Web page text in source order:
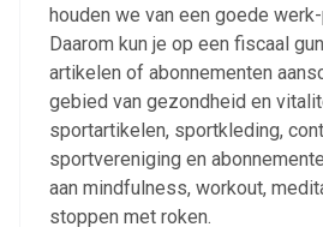
houden we van een goede
Daarom kun je op een fiscaal
artikelen of abonnementen
gebied van gezondheid en
sportartikelen, sportkleding,
sportvereniging en
aan mindfulness, workout,
stoppen met roken.
Ontvang vacatures
je mailbox